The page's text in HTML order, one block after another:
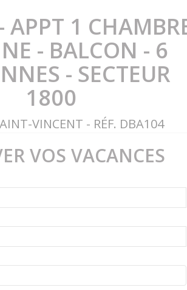
1
- BALCON - 6
- SECTEUR
1800
VINCENT - RÉF. DBA104
VOS VACANCES